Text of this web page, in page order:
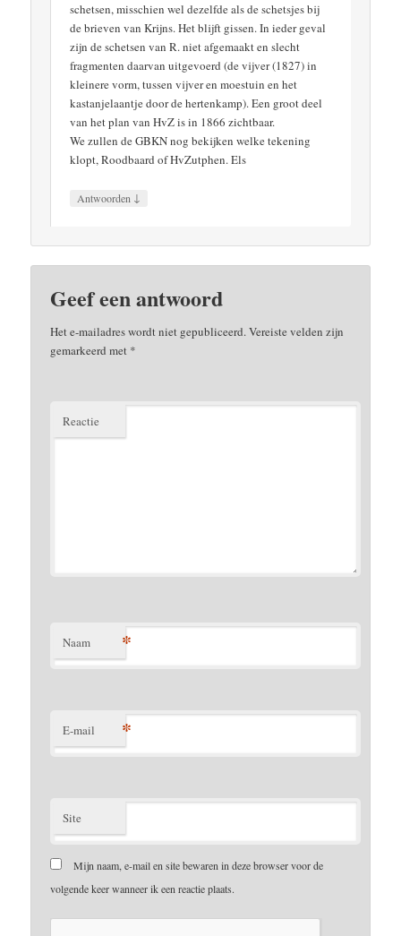
schetsen, misschien wel dezelfde als de schetsjes bij
de brieven van Krijns. Het blijft gissen. In ieder geval
zijn de schetsen van R. niet afgemaakt en slecht
fragmenten daarvan uitgevoerd (de vijver (1827) in
kleinere vorm, tussen vijver en moestuin en het
kastanjelaantje door de hertenkamp). Een groot deel
van het plan van HvZ is in 1866 zichtbaar.
We zullen de GBKN nog bekijken welke tekening
klopt, Roodbaard of HvZutphen. Els
Antwoorden ↓
Geef een antwoord
Het e-mailadres wordt niet gepubliceerd.Vereiste velden zijn
gemarkeerd met *
Reactie
Naam *
E-mail *
Site
Mijn naam, e-mail en site bewaren in deze browser voor de
volgende keer wanneer ik een reactie plaats.